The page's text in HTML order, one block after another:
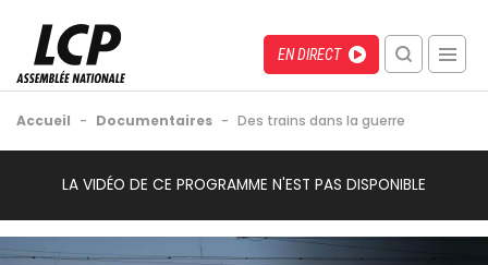
contenu
principal
Menu
recherche
mobile
Direct
EN DIRECT
Fil
d'Ariane
Accueil - Documentaires - Des trains dans la guerre
top
LA VIDÉO DE CE PROGRAMME N'EST PAS DISPONIBLE
Image